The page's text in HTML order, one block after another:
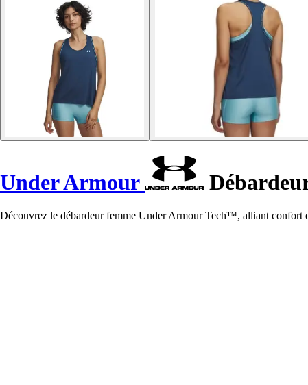
Under Armour
Découvrez le débardeur femme Under Armour Tech™, alliant confort